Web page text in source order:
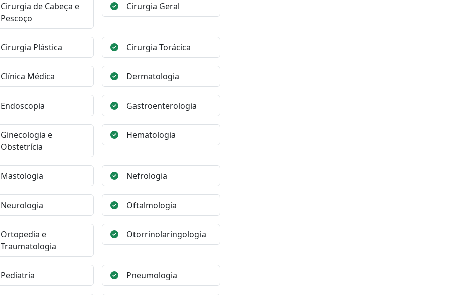
Cirurgia de Cabeça e
Pescoço
Cirurgia Geral
Cirurgia Plástica Cirurgia Torácica
Clínica Médica Dermatologia
Endoscopia Gastroenterologia
Ginecologia e
Obstetrícia
Hematologia
Mastologia Nefrologia
Neurologia Oftalmologia
Ortopedia e
Traumatologia
Otorrinolaringologia
Pediatria Pneumologia